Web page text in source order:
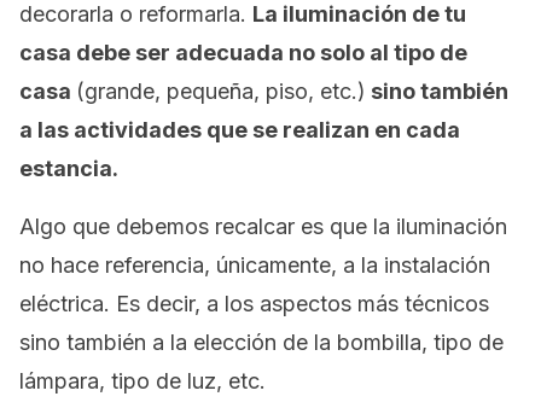
decorarla o reformarla. La iluminación de tu
casa debe ser adecuada no solo al tipo de
casa (grande, pequeña, piso, etc.) sino también
a las actividades que se realizan en cada
estancia.
Algo que debemos recalcar es que la iluminación
no hace referencia, únicamente, a la instalación
eléctrica. Es decir, a los aspectos más técnicos
sino también a la elección de la bombilla, tipo de
lámpara, tipo de luz, etc.